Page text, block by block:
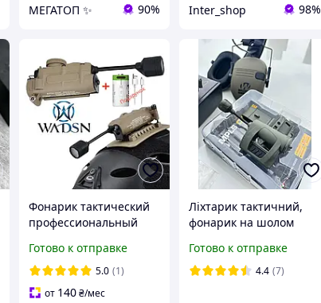
МЕГАТОП ✨ 90% Inter_shop 98%
Фонарик тактический
профессиональный
Stalk (DE) с креплением
на военный шлем
Готово к отправке
5.0 (1)
от 140₴/мес
Ліхтарик тактичний,
фонарик на шолом
LT-09 олива
Готово к отправке
4.4 (7)